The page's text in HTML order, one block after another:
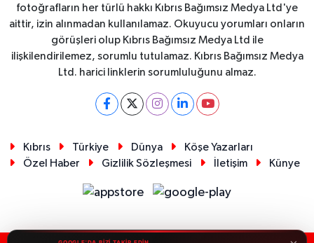
fotoğrafların her türlü hakkı Kıbrıs Bağımsız Medya Ltd'ye
aittir, izin alınmadan kullanılamaz. Okuyucu yorumları onların
görüşleri olup Kıbrıs Bağımsız Medya Ltd ile
ilişkilendirilemez, sorumlu tutulamaz. Kıbrıs Bağımsız Medya
Ltd. harici linklerin sorumluluğunu almaz.
Kıbrıs Türkiye Dünya
Köşe Yazarları
Özel Haber
Gizlilik Sözleşmesi İletişim Künye